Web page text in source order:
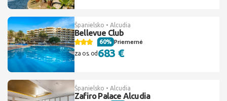
Španielsko • Alcudia
Bellevue Club
Priemerné
60%
za os. od 683 €
Španielsko • Alcudia
Zafiro Palace Alcudia